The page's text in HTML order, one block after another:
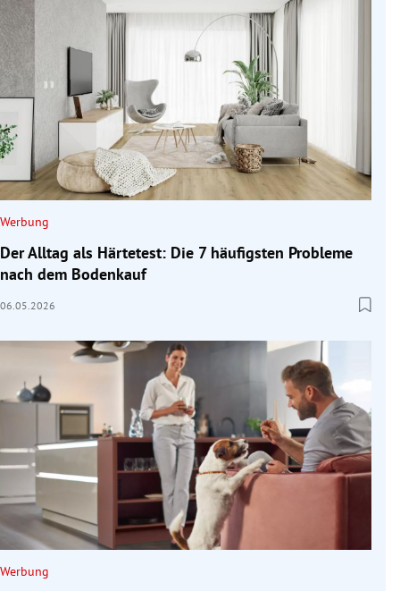
Werbung
Der Alltag als Härtetest: Die 7 häufigsten Probleme
nach dem Bodenkauf
06.05.2026
Werbung